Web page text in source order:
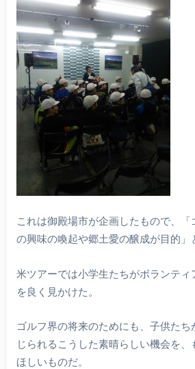
これは御殿場市が企画したもので、
の興味の喚起や郷土愛の醸成が目的」
米ツアーでは小学生たちがボランティ
を良く見かけた。
ゴルフ界の将来のためにも、子供た
じられるこうした素晴らしい機会を、
ほしいものだ。